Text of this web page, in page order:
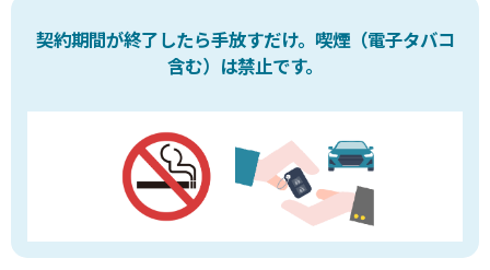
契約期間が終了したら手放すだけ。 喫煙（電子タバコ
含む）は禁止です。